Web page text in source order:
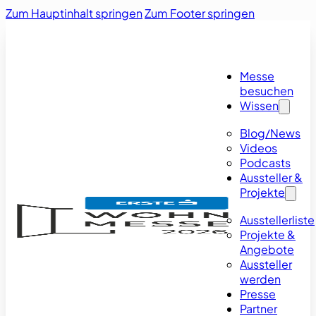
Zum Hauptinhalt springenZum Footer springen
Messe
besuchen
Wissen
Blog/News
Videos
Podcasts
Aussteller &
Projekte
Ausstellerliste
Projekte &
Angebote
Aussteller
werden
Presse
Partner